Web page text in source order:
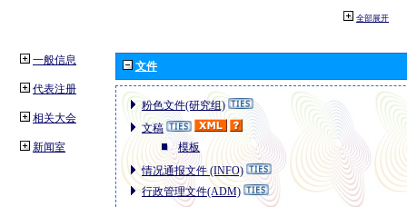
全部展开
一般信息
代表注册
相关大会
新闻室
文件
粉色文件(研究组)
文稿
模板
情况通报文件 (INFO)
行政管理文件(ADM)